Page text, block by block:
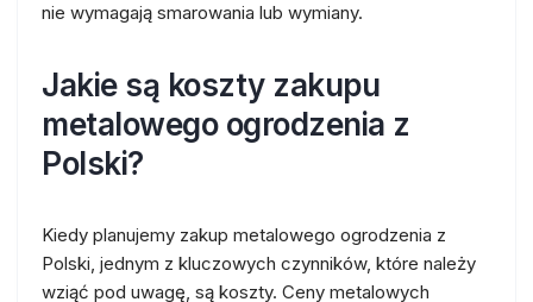
nie wymagają smarowania lub wymiany.
Jakie są koszty zakupu
metalowego ogrodzenia z
Polski?
Kiedy planujemy zakup metalowego ogrodzenia z
Polski, jednym z kluczowych czynników, które należy
wziąć pod uwagę, są koszty. Ceny metalowych